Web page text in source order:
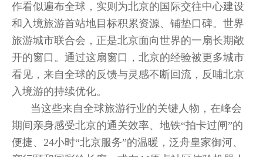
作看似遍布全球，实则为北京的国际交往中心建设
和入境旅游首站地目标积累资源、铺垫口碑。世界
旅游城市联合会，正是北京面向世界的一扇长期敞
开的窗口。通过这扇窗口，北京的经验被更多城市
看见，来自全球的反馈与灵感不断回流，反哺北京
入境游的持续优化。
当这些来自全球旅游行业的关键人物，在峰会
期间亲身感受北京的通关效率、地铁“拍卡过闸”的
便捷、24小时“北京服务”的温暖，泛舟皇家御河、